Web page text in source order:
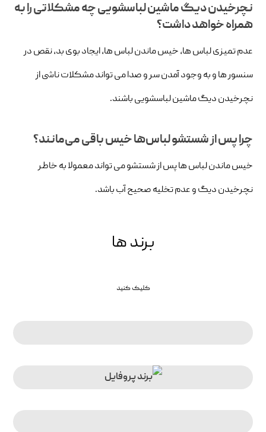
نچرخیدن دیگ ماشین لباسشویی چه مشکلاتی را به
همراه خواهد داشت؟
عدم تمیزی لباس ها، خیس ماندن لباس ها، ایجاد بوی بد، نقص در
سنسور ها و به وجود آمدن سر و صدا می تواند مشکلات ناشی از
نچرخیدن دیگ ماشین لباسشویی باشند.
چرا پس از شستشو لباس‌ها خیس باقی می‌مانند؟
خیس ماندن لباس ها پس از شستشو می تواند معمولا به خاطر
نچرخیدن دیگ و عدم تخلیه صحیح آب باشد.
برند ها
کلیک کنید